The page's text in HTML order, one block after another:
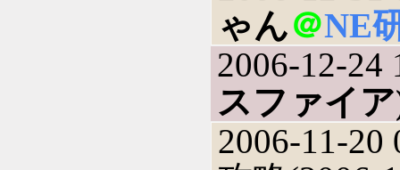
ゃん＠NE
2006-12-24
スファイ
2006-11-20